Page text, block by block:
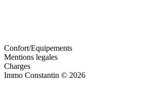
Confort/Equipements
Mentions legales
Charges
Immo Constantin © 2026